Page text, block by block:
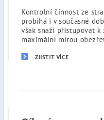
Kontrolní činnost ze
probíhá i v současné
však snaží přistupovat
maximální mírou
ZJISTIT VÍCE